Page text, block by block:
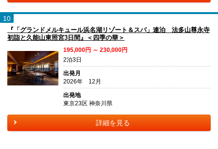
10
『「グランドメルキュール浜名湖リゾート＆スパ」連泊 法多山尊永寺
初詣と久能山東照宮3日間』＜四季の華＞
195,000円 ～ 230,000円
2泊3日
出発月
2026年 12月
出発地
東京23区 神奈川県
詳細を見る